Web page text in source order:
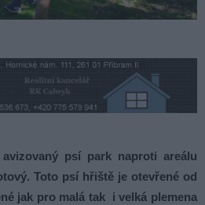
psí park naproti areálu
Toto psí hřiště je otevřené od
jak pro malá tak i velká plemena